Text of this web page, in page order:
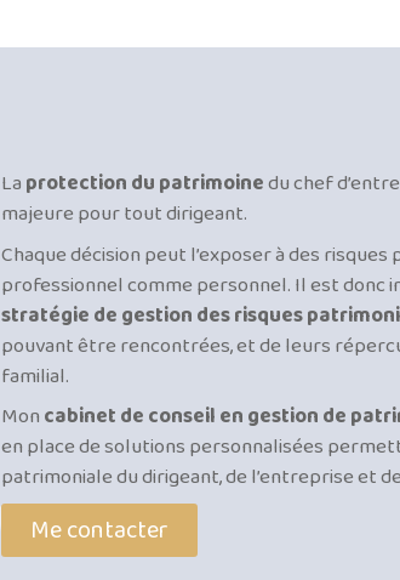
Laprotection du patrimoinedu chef
majeure pour tout dirigeant.
Chaque décision peut l’exposer à des
professionnel comme personnel. Il est donc
stratégie de gestion des risques
pouvant être rencontrées, et de leurs
familial.
Moncabinet de conseil en gestion de
en place de solutions personnalisées
patrimoniale du dirigeant, de l’entreprise et
Me contacter